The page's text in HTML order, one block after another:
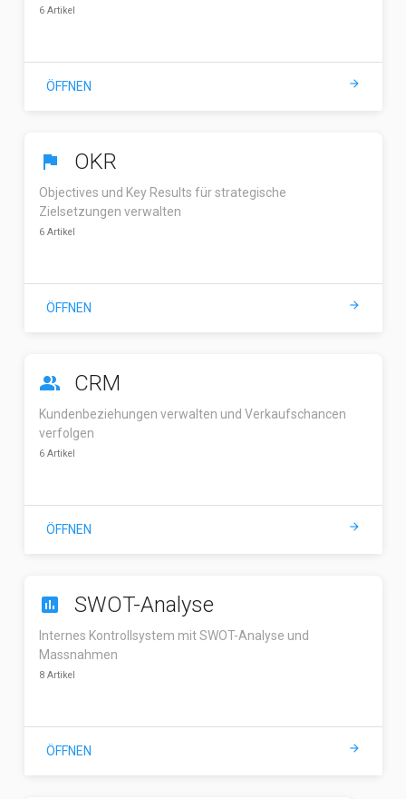
6 Artikel
ÖFFNEN arrow_forward
flag OKR
Objectives und Key Results für strategische
Zielsetzungen verwalten
6 Artikel
ÖFFNEN arrow_forward
people_alt CRM
Kundenbeziehungen verwalten und Verkaufschancen
verfolgen
6 Artikel
ÖFFNEN arrow_forward
assessment SWOT-Analyse
Internes Kontrollsystem mit SWOT-Analyse und
Massnahmen
8 Artikel
ÖFFNEN arrow_forward